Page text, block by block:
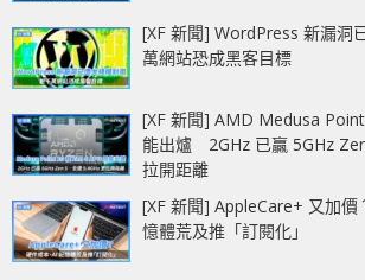
[XF 新聞] WordPress 新漏
萬網站恐成黑客目標
[XF 新聞] AMD Medusa
能出爐 2GHz 已贏 5GHz
拉開距離
[XF 新聞] AppleCare+ 又加
憶體荒及推「訂閱化」